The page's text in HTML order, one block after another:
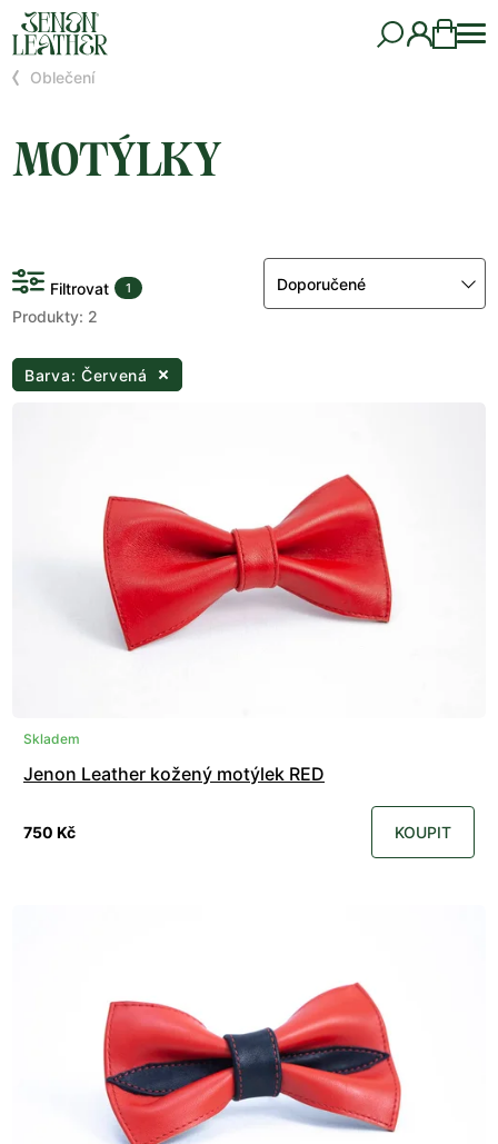
Oblečení
MOTÝLKY
Filtrovat 1
Produkty: 2
Doporučené
Barva: Červená
Skladem
Jenon Leather kožený motýlek RED
750 Kč KOUPIT